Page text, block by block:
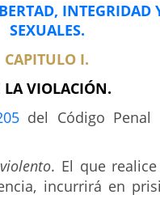
INTEGRIDAD
SEXUALES.
CAPITULO I.
LA VIOLACIÓN.
del Código Penal
. El que
incurrirá en